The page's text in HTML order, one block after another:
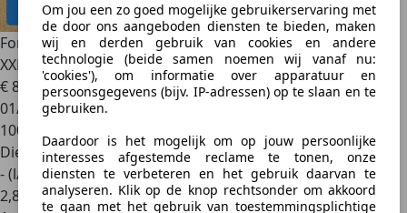
Om jou een zo goed mogelijke gebruikerservaring met
de door ons aangeboden diensten te bieden, maken
wij en derden gebruik van cookies en andere
technologie (beide samen noemen wij vanaf nu:
'cookies'), om informatie over apparatuur en
persoonsgegevens (bijv. IP-adressen) op te slaan en te
gebruiken.
Daardoor is het mogelijk om op jouw persoonlijke
interesses afgestemde reclame te tonen, onze
diensten te verbeteren en het gebruik daarvan te
analyseren. Klik op de knop rechtsonder om akkoord
te gaan met het gebruik van toestemmingsplichtige
Ford Tourneo Custom
L2H1 Rolstoelbus Bodemverlaging
XXL 147cm
€ 84.950
01/2026
100 km
Diesel
- (l/100 km)
2,8